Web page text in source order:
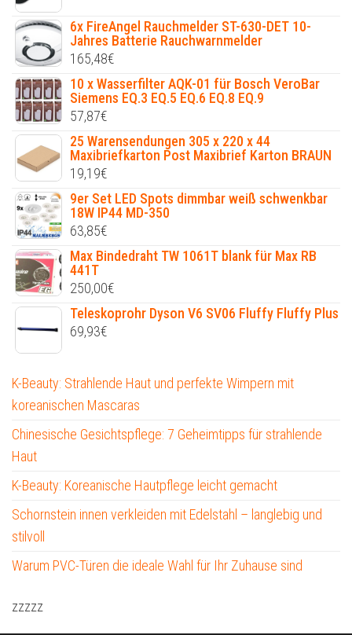
6x FireAngel Rauchmelder ST-630-DET 10-
Jahres Batterie Rauchwarnmelder
165,48€
10 x Wasserfilter AQK-01 für Bosch VeroBar
Siemens EQ.3 EQ.5 EQ.6 EQ.8 EQ.9
57,87€
25 Warensendungen 305 x 220 x 44
Maxibriefkarton Post Maxibrief Karton BRAUN
19,19€
9er Set LED Spots dimmbar weiß schwenkbar
18W IP44 MD-350
63,85€
Max Bindedraht TW 1061T blank für Max RB
441T
250,00€
Teleskoprohr Dyson V6 SV06 Fluffy Fluffy Plus
69,93€
K-Beauty: Strahlende Haut und perfekte Wimpern mit
koreanischen Mascaras
Chinesische Gesichtspflege: 7 Geheimtipps für strahlende
Haut
K-Beauty: Koreanische Hautpflege leicht gemacht
Schornstein innen verkleiden mit Edelstahl – langlebig und
stilvoll
Warum PVC-Türen die ideale Wahl für Ihr Zuhause sind
zzzzz